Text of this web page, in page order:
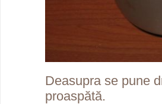
Deasupra se pune
proaspătă.